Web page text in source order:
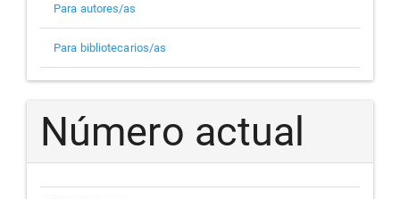
Para autores/as
Para bibliotecarios/as
Número actual